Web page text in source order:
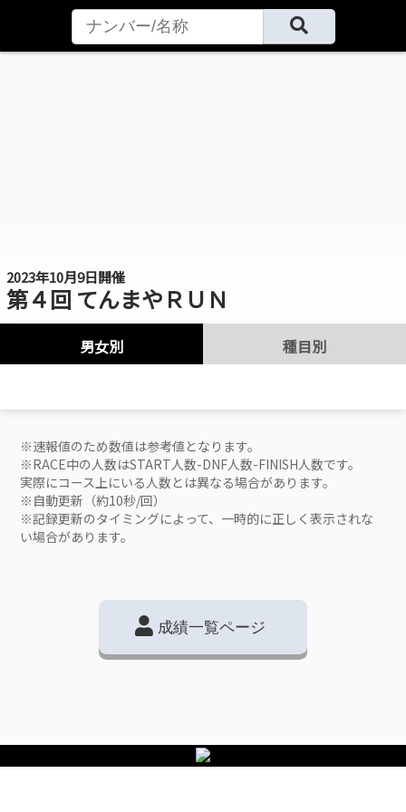
2023年10月9日開催
第４回 てんまやＲＵＮ
男女別 種目別
※速報値のため数値は参考値となります。
※RACE中の人数はSTART人数-DNF人数-FINISH人数です。
実際にコース上にいる人数とは異なる場合があります。
※自動更新（約10秒/回）
※記録更新のタイミングによって、一時的に正しく表示されな
い場合があります。
成績一覧ページ